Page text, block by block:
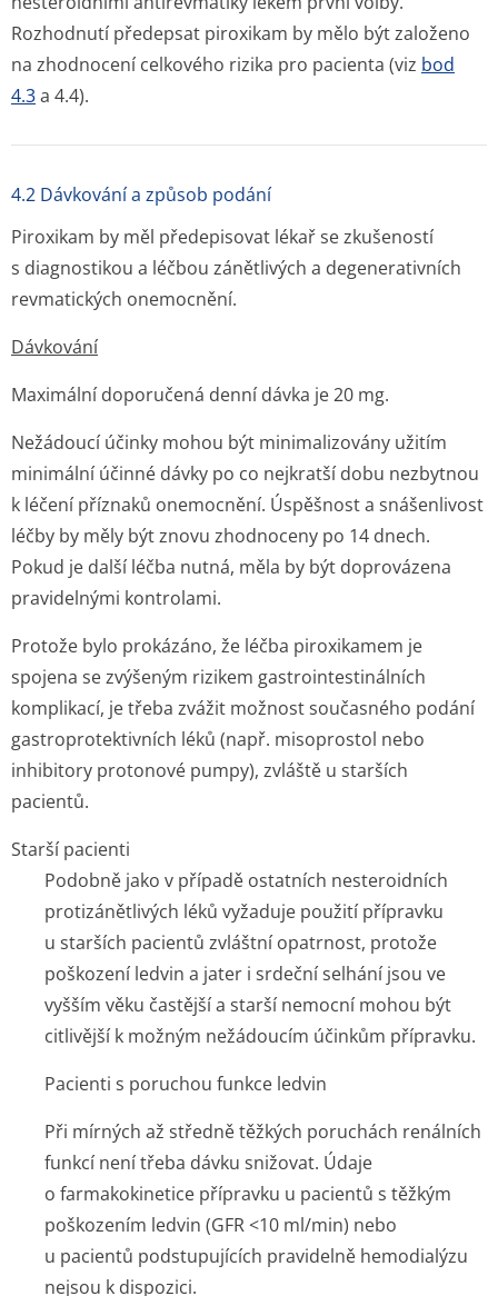
Rozhodnutí předepsat piroxikam by mělo být založeno
na zhodnocení celkového rizika pro pacienta (viz bod
4.3a 4.4).
4.2 Dávkování a způsob podání
Piroxikam by měl předepisovat lékař se zkušeností
s diagnostikou a léčbou zánětlivých a degenerativních
revmatických onemocnění.
Dávkování
Maximální doporučená denní dávka je 20 mg.
Nežádoucí účinky mohou být minimalizovány užitím
minimální účinné dávky po co nejkratší dobu nezbytnou
k léčení příznaků onemocnění. Úspěšnost a snášenlivost
léčby by měly být znovu zhodnoceny po 14 dnech.
Pokud je další léčba nutná, měla by být doprovázena
pravidelnými kontrolami.
Protože bylo prokázáno, že léčba piroxikamem je
spojena se zvýšeným rizikem gastrointesti­nálních
komplikací, je třeba zvážit možnost současného podání
gastroprotektivních léků (např. misoprostol nebo
inhibitory protonové pumpy), zvláště u starších
pacientů.
Starší pacienti
Podobně jako v případě ostatních nesteroidních
protizánětlivých léků vyžaduje použití přípravku
u starších pacientů zvláštní opatrnost, protože
poškození ledvin a jater i srdeční selhání jsou ve
vyšším věku častější a starší nemocní mohou být
citlivější k možným nežádoucím účinkům přípravku.
Pacienti s poruchou funkce ledvin
Při mírných až středně těžkých poruchách renálních
funkcí není třeba dávku snižovat. Údaje
o farmakokinetice přípravku u pacientů s těžkým
poškozením ledvin (GFR <10 ml/min) nebo
u pacientů podstupujících pravidelně hemodialýzu
nejsou k dispozici.